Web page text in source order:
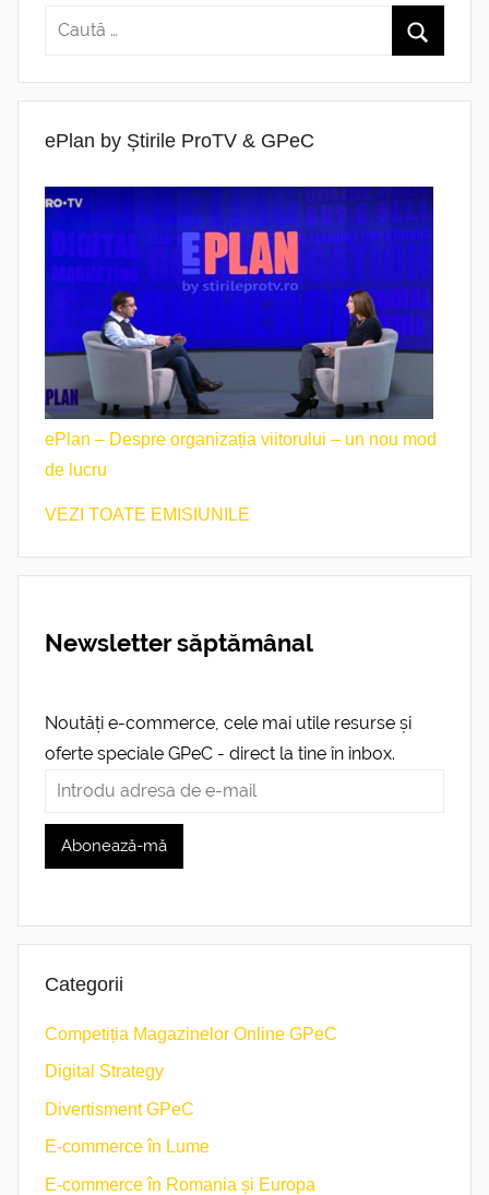
ePlan by Știrile ProTV & GPeC
ePlan – Despre organizația viitorului – un nou mod
de lucru
VEZI TOATE EMISIUNILE
Newsletter săptămânal
Noutăți e-commerce, cele mai utile resurse și
oferte speciale GPeC - direct la tine în inbox.
Categorii
Competiția Magazinelor Online GPeC
Digital Strategy
Divertisment GPeC
E-commerce în Lume
E-commerce în Romania și Europa